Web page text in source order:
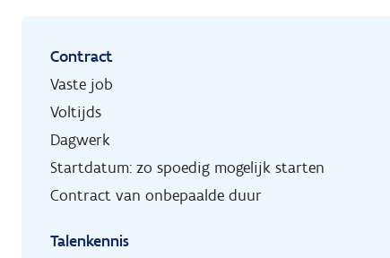
Contract
Vaste job
Voltijds
Dagwerk
Startdatum: zo spoedig mogelijk starten
Contract van onbepaalde duur
Talenkennis